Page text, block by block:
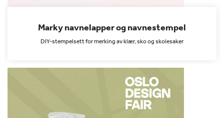
Marky navnelapper og navnestempel
DIY-stempelsett for merking av klær, sko og skolesaker